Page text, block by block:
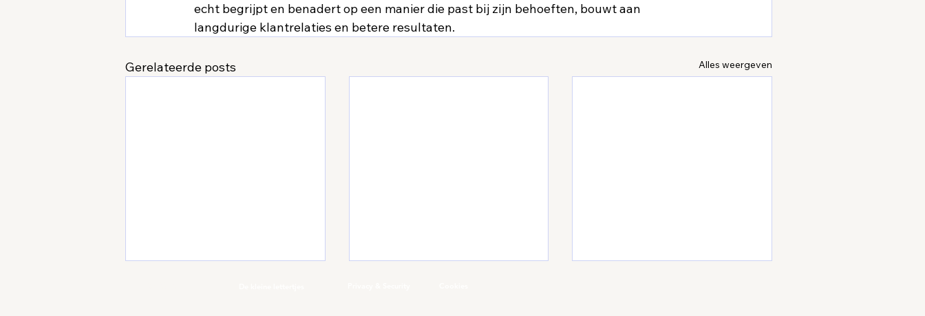
echt begrijpt en benadert op een manier die past bij zijn behoeften, bouwt aan
langdurige klantrelaties en betere resultaten.
Gerelateerde posts Alles weergeven